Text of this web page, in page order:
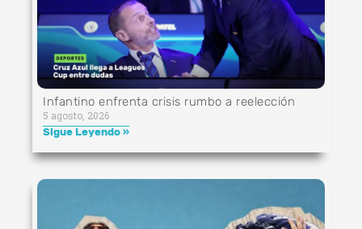
Infantino enfrenta crisis rumbo a reelección
5 agosto, 2026
Sigue Leyendo »